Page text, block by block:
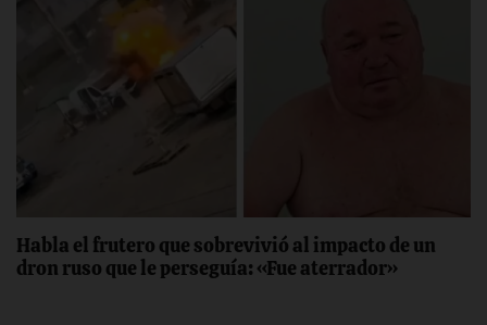
Habla el frutero que sobrevivió al impacto de un
dron ruso que le perseguía: «Fue aterrador»